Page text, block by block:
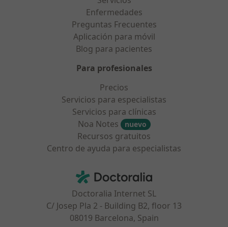
Enfermedades
Preguntas Frecuentes
Aplicación para móvil
Blog para pacientes
Para profesionales
Precios
Servicios para especialistas
Servicios para clínicas
Noa Notes
nuevo
Recursos gratuitos
Centro de ayuda para especialistas
Doctoralia - Página de inicio
Doctoralia Internet SL
C/ Josep Pla 2 - Building B2, floor 13
08019 Barcelona, Spain